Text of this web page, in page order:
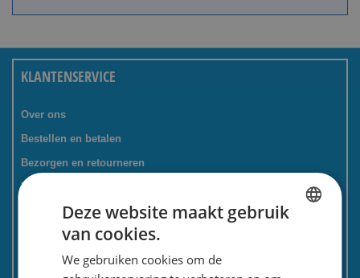
KLANTENSERVICE
Over ons
Bestellen en betalen
Bezorgen en retourneren
Tevredenheidsgarantie
Kadoservice
Bedrijven / zakelijk
Meest gestelde vragen
Deze website maakt gebruik
van cookies.
We gebruiken cookies om de